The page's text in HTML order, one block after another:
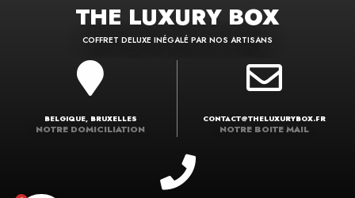
THE LUXURY BOX
COFFRET DELUXE INÉGALÉ PAR NOS ARTISANS
BELGIQUE, BRUXELLES
NOTRE DOMICILIATION
CONTACT@THELUXURYBOX.FR
NOTRE BOITE MAIL